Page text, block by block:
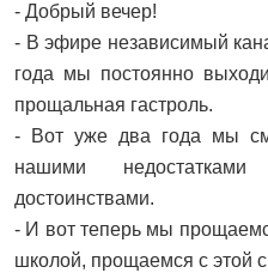
- Добрый вечер!
- В эфире независимый
года мы постоянно
прощальная гастроль.
- Вот уже два года мы
нашими
достоинствами.
- И вот теперь мы
школой, прощаемся с этой